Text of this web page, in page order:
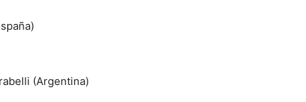
(Argentina)